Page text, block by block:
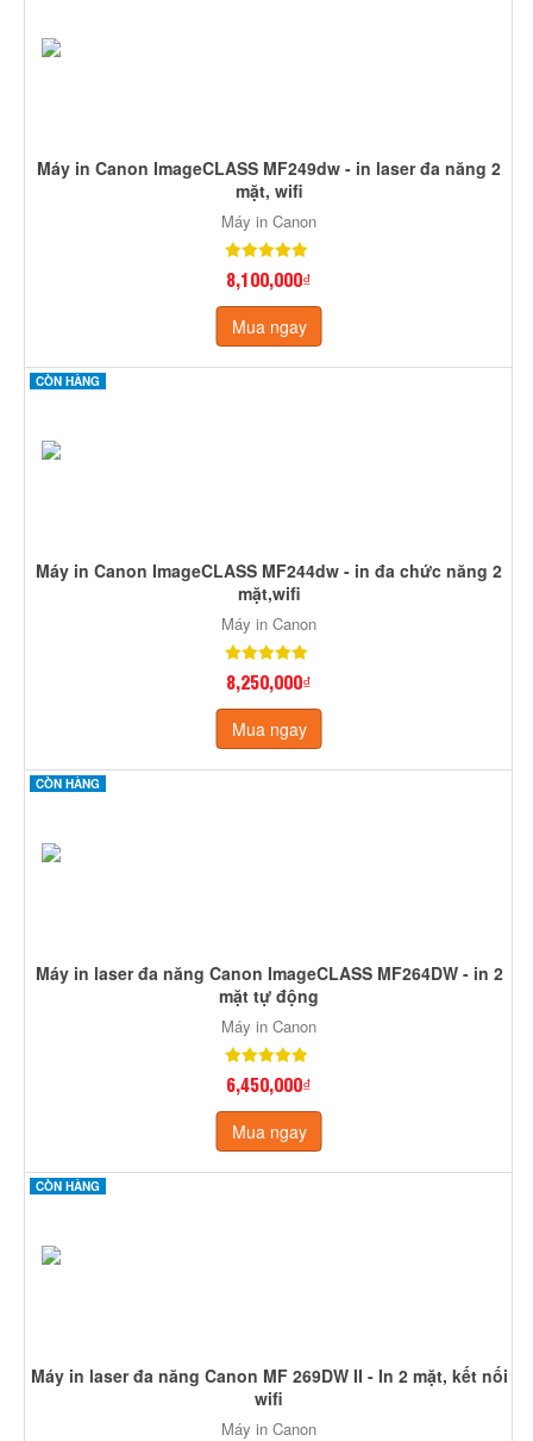
Máy in Canon ImageCLASS MF249dw - in laser đa năng 2
mặt, wifi
Máy in Canon
8,100,000₫
Mua ngay
CÒN HÀNG
Máy in Canon ImageCLASS MF244dw - in đa chức năng 2
mặt,wifi
Máy in Canon
8,250,000₫
Mua ngay
CÒN HÀNG
Máy in laser đa năng Canon ImageCLASS MF264DW - in 2
mặt tự động
Máy in Canon
6,450,000₫
Mua ngay
CÒN HÀNG
Máy in laser đa năng Canon MF 269DW II - In 2 mặt, kết nối
wifi
Máy in Canon